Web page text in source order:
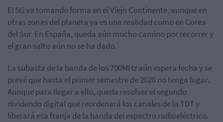
El 5G va tomando forma en el Viejo Continente, aunque en
otras zonas del planeta ya es una realidad como en Corea
del Sur. En España, queda aún mucho camino por recorrer y
el gran salto aún no se ha dado.
La subasta de la banda de los 700MHz aún espera fecha y se
prevé que hasta el primer semestre de 2020 no tenga lugar.
Aunque para llegar a ello, queda resolver el segundo
dividendo digital que reordenará los canales de la TDT y
liberará esa franja de la banda del espectro radioeléctrico.